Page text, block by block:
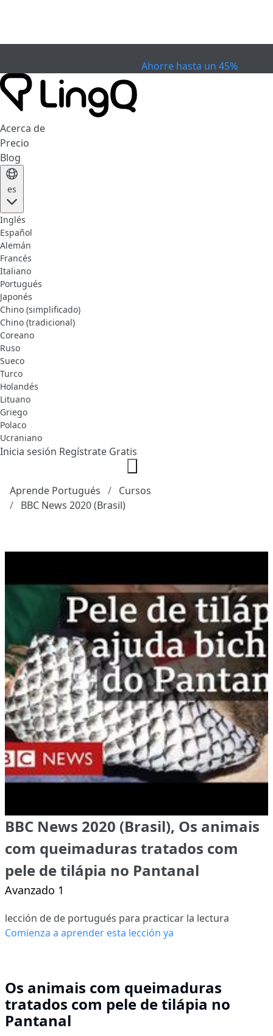
Ahorre hasta un 45%
Acerca de
Precio
Blog
es
Inglés
Español
Alemán
Francés
Italiano
Portugués
Japonés
Chino (simplificado)
Chino (tradicional)
Coreano
Ruso
Sueco
Turco
Holandés
Lituano
Griego
Polaco
Ucraniano
Inicia sesión Regístrate Gratis
Aprende Portugués
Cursos
BBC News 2020 (Brasil)
BBC News 2020 (Brasil), Os animais
com queimaduras tratados com
pele de tilápia no Pantanal
Avanzado 1
lección de de portugués para practicar la lectura
Comienza a aprender esta lección ya
Os animais com queimaduras
tratados com pele de tilápia no
Pantanal